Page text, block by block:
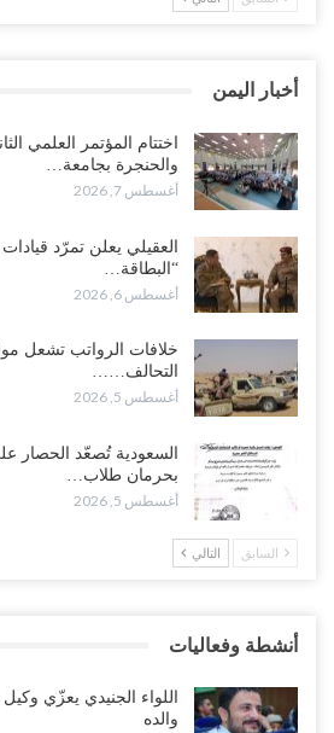
“حضرموت“| في تصعيد غير مسبوق.. انتشار
للسعودية بشأن النفط..!
أغسطس 6, 2026
الرئاسي مرحلة التفكك المؤسسي..!
أغسطس 5, 2026
حضرموت على حافة الانفجار.. اشتباكات
وتعزيزات عسكرية لحماية ترتيبات تصدير
أغسطس 5, 2026
وسط معركة سعودية لإسقاط آخر معاقل
الوطن” تبدأ الانتشار..!
أغسطس 5, 2026
خلافات الرواتب تشعل مواجهة داخل معسكر
تعميد الشهادات يشعل غضباً واسعاً..!
أغسطس 5, 2026
أخبار اليمن
اختتام المؤتمر العلمي
والحنجرة بجامعة…
أغسطس 7, 2026
العقيلي يعلن تمرّد
“البطاقة…
أغسطس 6, 2026
خلافات الرواتب تشعل
التحالف……
أغسطس 5, 2026
السعودية تُصعّد الحصار
بحرمان طلاب…
أغسطس 5, 2026
السابق التالي
أنشطة وفعاليات
اللواء الجنيدي يعزّي
والده